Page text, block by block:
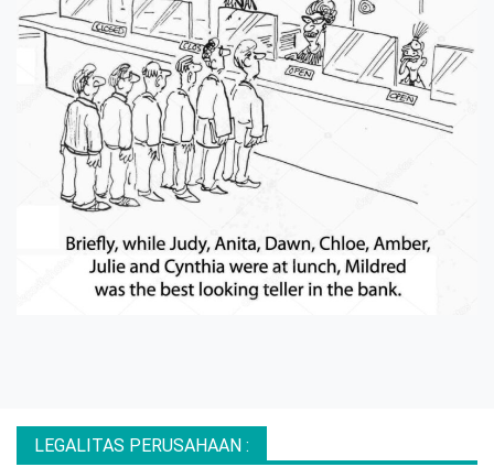
LEGALITAS PERUSAHAAN :